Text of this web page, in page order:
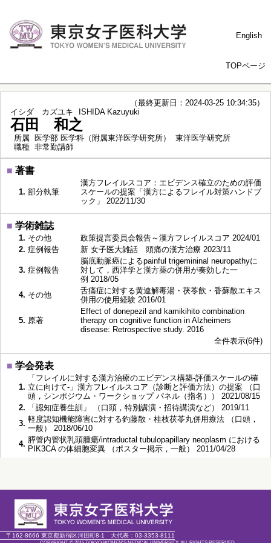
English
TOPページ
（最終更新日：2024-03-25 10:34:35）
イシダ カズユキ
ISHIDA Kazuyuki
石田 和之
所属 医学部 医学科（附属東洋医学研究所） 東洋医学研究所
職種 非常勤講師
■ 著書
1. 部分執筆
漢方フレイルスコア：エビデンス確立のための評価
スケールの提案「漢方によるフレイル対策ハンドブ
ック」 2022/11/30
■ 学術雑誌
1. その他
政策提言委員会報告～漢方フレイルスコア 2024/01
2. 症例報告 新 女子医大雑話 頭痛の漢方治療 2023/11
3. 症例報告
脳底動脈癌によるpainful trigemininal neuropathyに
対して，西洋学と漢方薬の併用が奏効した一
例 2018/05
4. その他
舌痛症に対する黄連解毒湯・茯苓飲・香蘇散エキス
併用の使用経験 2016/01
5. 原著
Effect of donepezil and kamikihito combination
therapy on cognitive function in Alzheimers
disease: Retrospective study. 2016
全件表示(6件)
■ 学会発表
1.
「フレイルに対する漢方治療のエビデンス構築-評価スケールの確
立に向けて-」漢方フレイルスコア（診断と評価方法）の提案 （口
頭，シンポジウム・ワークショップ パネル（指名）） 2021/08/15
2.
「認知症養生訓」 （口頭，特別講演・招待講演など） 2019/11
3. 軽度認知機能障害に対する釣藤散・桂枝茯苓丸併用療法 （口頭，
一般） 2018/06/10
4. 膵管内管状乳頭腫瘍/intraductal tubulopapillary neoplasm における
PIK3CA の体細胞変異 （ポスター掲示，一般） 2011/04/28
〒162-8666 東京都新宿区河田町8-1 大代表： 03-3353-8111